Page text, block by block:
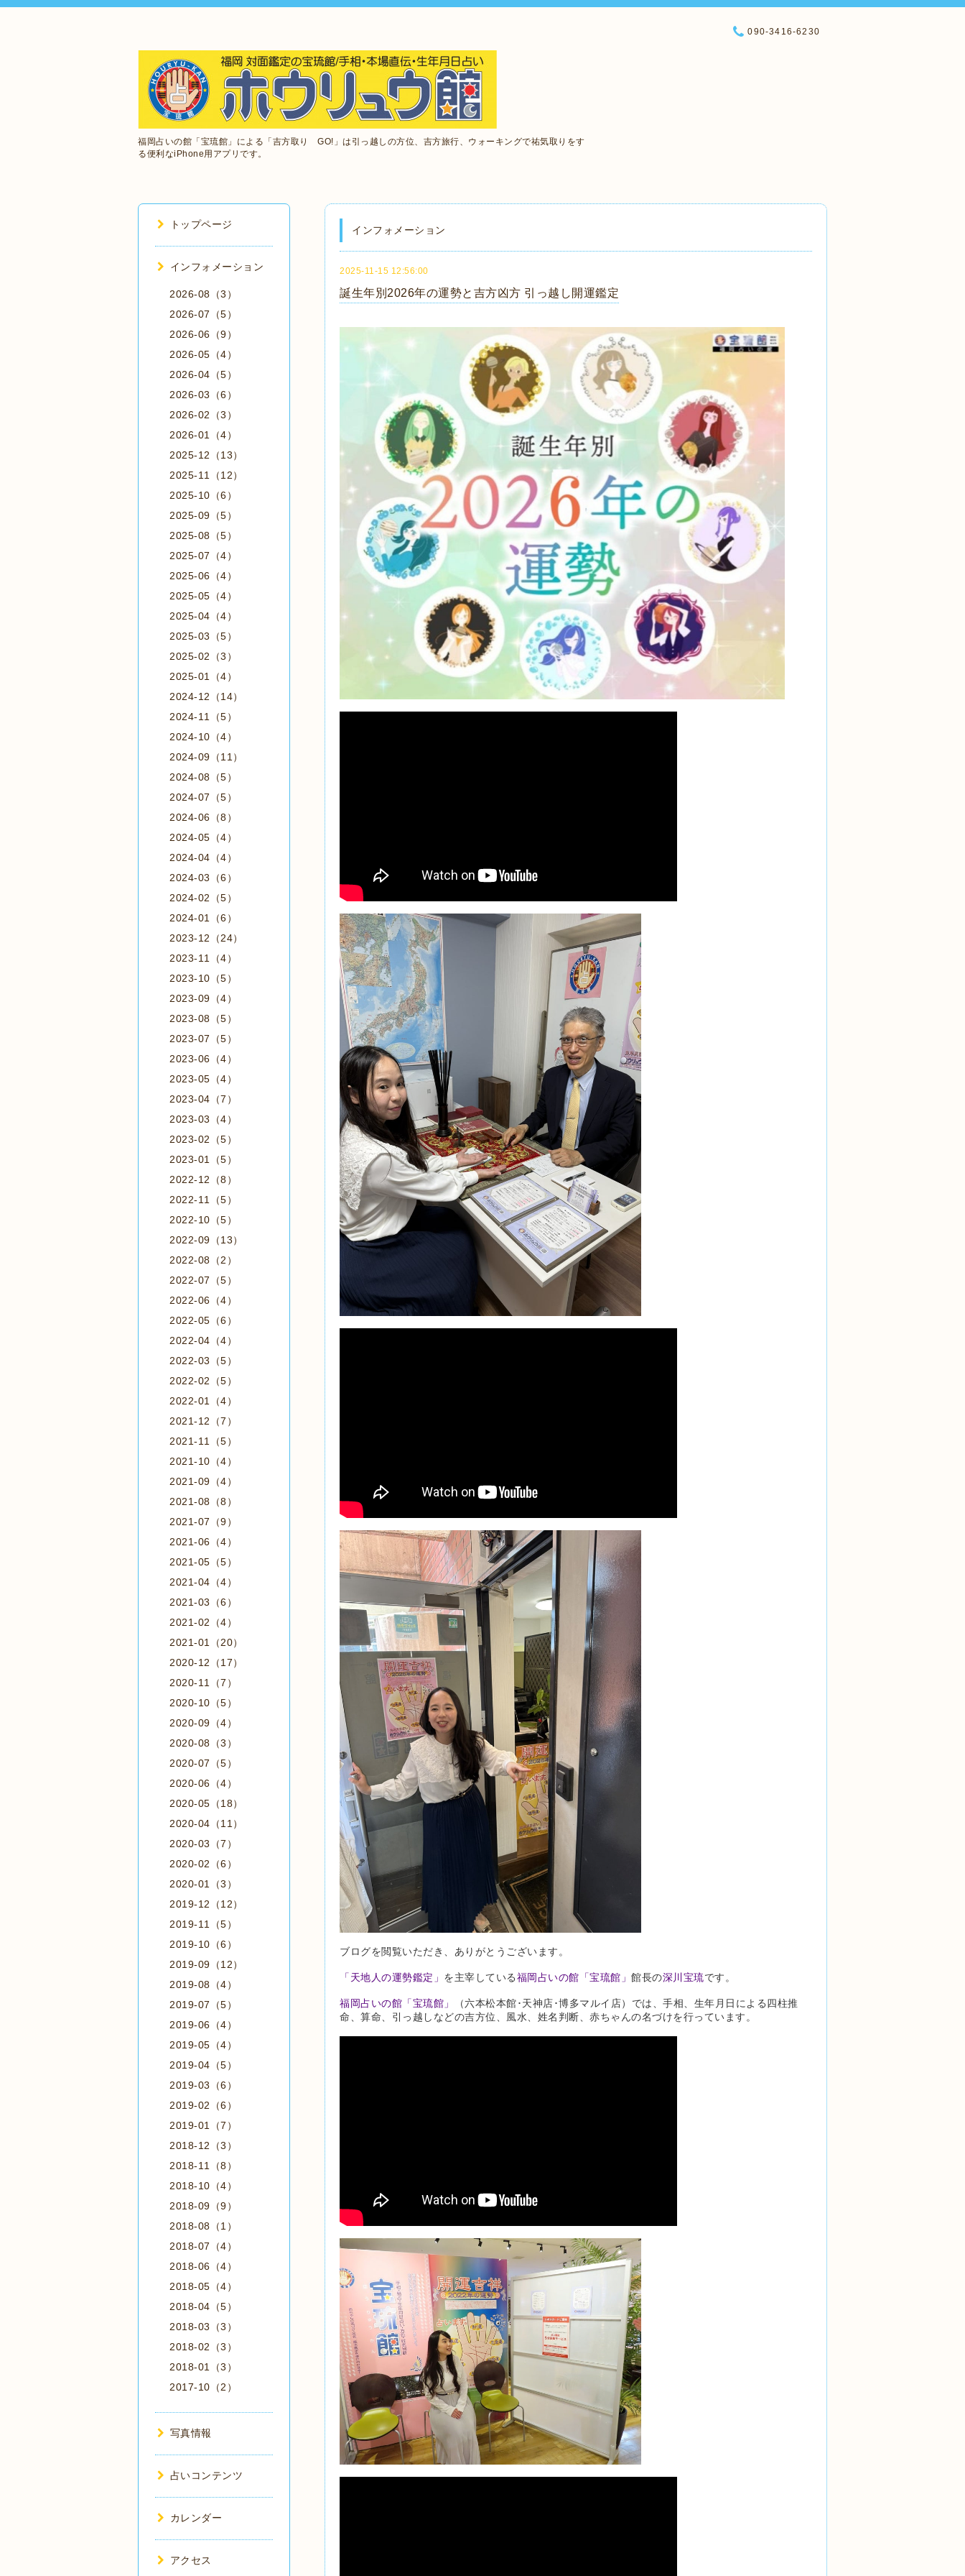
福岡占いの館「宝琉館」による「吉方取り GO!」は引っ越しの方位、吉方旅行、ウォーキングで祐気取りをす
る便利なiPhone用アプリです。
090-3416-6230
インフォメーション
2025-11-15 12:56:00
誕生年別2026年の運勢と吉方凶方 引っ越し開運鑑定
ブログを閲覧いただき、ありがとうございます。
「天地人の運勢鑑定」 を主宰している福岡占いの館「宝琉館」 館長の深川宝琉です。
福岡占いの館「宝琉館」
（六本松本館･天神店･博多マルイ店）では、手相、生年月日による四柱推
命、算命、引っ越しなどの吉方位、風水、姓名判断、赤ちゃんの名づけを行っています。
トップページ
インフォメーション
2026-08（3）
2026-07（5）
2026-06（9）
2026-05（4）
2026-04（5）
2026-03（6）
2026-02（3）
2026-01（4）
2025-12（13）
2025-11（12）
2025-10（6）
2025-09（5）
2025-08（5）
2025-07（4）
2025-06（4）
2025-05（4）
2025-04（4）
2025-03（5）
2025-02（3）
2025-01（4）
2024-12（14）
2024-11（5）
2024-10（4）
2024-09（11）
2024-08（5）
2024-07（5）
2024-06（8）
2024-05（4）
2024-04（4）
2024-03（6）
2024-02（5）
2024-01（6）
2023-12（24）
2023-11（4）
2023-10（5）
2023-09（4）
2023-08（5）
2023-07（5）
2023-06（4）
2023-05（4）
2023-04（7）
2023-03（4）
2023-02（5）
2023-01（5）
2022-12（8）
2022-11（5）
2022-10（5）
2022-09（13）
2022-08（2）
2022-07（5）
2022-06（4）
2022-05（6）
2022-04（4）
2022-03（5）
2022-02（5）
2022-01（4）
2021-12（7）
2021-11（5）
2021-10（4）
2021-09（4）
2021-08（8）
2021-07（9）
2021-06（4）
2021-05（5）
2021-04（4）
2021-03（6）
2021-02（4）
2021-01（20）
2020-12（17）
2020-11（7）
2020-10（5）
2020-09（4）
2020-08（3）
2020-07（5）
2020-06（4）
2020-05（18）
2020-04（11）
2020-03（7）
2020-02（6）
2020-01（3）
2019-12（12）
2019-11（5）
2019-10（6）
2019-09（12）
2019-08（4）
2019-07（5）
2019-06（4）
2019-05（4）
2019-04（5）
2019-03（6）
2019-02（6）
2019-01（7）
2018-12（3）
2018-11（8）
2018-10（4）
2018-09（9）
2018-08（1）
2018-07（4）
2018-06（4）
2018-05（4）
2018-04（5）
2018-03（3）
2018-02（3）
2018-01（3）
2017-10（2）
写真情報
占いコンテンツ
カレンダー
アクセス